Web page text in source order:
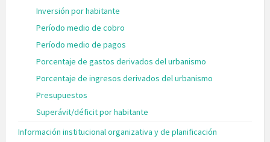
Inversión por habitante
Período medio de cobro
Período medio de pagos
Porcentaje de gastos derivados del urbanismo
Porcentaje de ingresos derivados del urbanismo
Presupuestos
Superávit/déficit por habitante
Información institucional organizativa y de planificación